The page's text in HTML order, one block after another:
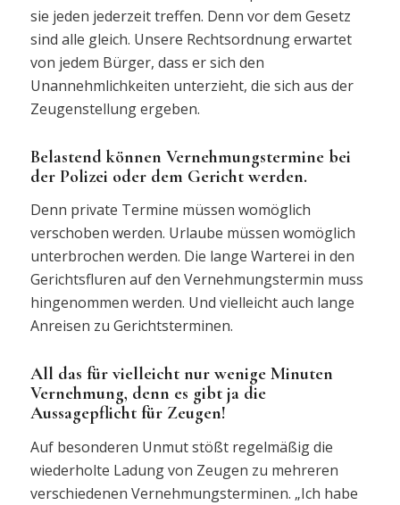
sie jeden jederzeit treffen. Denn vor dem Gesetz
sind alle gleich. Unsere Rechtsordnung erwartet
von jedem Bürger, dass er sich den
Unannehmlichkeiten unterzieht, die sich aus der
Zeugenstellung ergeben.
Belastend können Vernehmungstermine bei
der Polizei oder dem Gericht werden.
Denn private Termine müssen womöglich
verschoben werden. Urlaube müssen womöglich
unterbrochen werden. Die lange Warterei in den
Gerichtsfluren auf den Vernehmungstermin muss
hingenommen werden. Und vielleicht auch lange
Anreisen zu Gerichtsterminen.
All das für vielleicht nur wenige Minuten
Vernehmung, denn es gibt ja die
Aussagepflicht für Zeugen!
Auf besonderen Unmut stößt regelmäßig die
wiederholte Ladung von Zeugen zu mehreren
verschiedenen Vernehmungsterminen. „Ich habe